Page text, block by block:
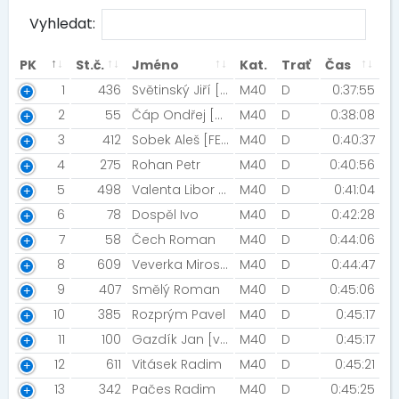
Vyhledat:
PK St.č. Jméno Kat. Trať
Čas
1
436 Světinský Jiří [TJ Spartak Hluk] M40 D
0:37:55
2
55 Čáp Ondřej [SK Dobruška] M40 D
0:38:08
3
412 Sobek Aleš [FERTIMED] M40 D
0:40:37
4
275 Rohan Petr M40 D
0:40:56
5
498 Valenta Libor [AK Olomouc] M40 D
0:41:04
6
78 Dospěl Ivo M40 D
0:42:28
7
58 Čech Roman M40 D
0:44:06
8
609 Veverka Miroslav [Veverky] M40 D
0:44:47
9
407 Smělý Roman M40 D
0:45:06
10
385 Rozprým Pavel M40 D
0:45:17
11
100 Gazdík Jan [výstaviště Flóra] M40 D
0:45:17
12
611 Vitásek Radim M40 D
0:45:21
13
342 Pačes Radim M40 D
0:45:25